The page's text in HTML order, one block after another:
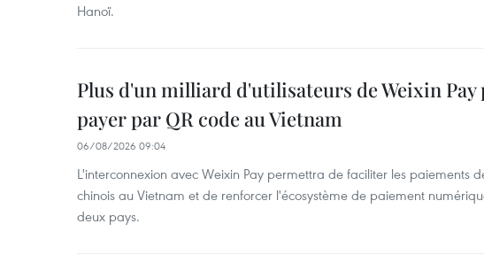
Hanoï.
Plus d'un milliard d'utilisateurs de Weixin
payer par QR code au Vietnam
06/08/2026 09:04
L'interconnexion avec Weixin Pay permettra de faciliter les paiements
chinois au Vietnam et de renforcer l'écosystème de paiement
deux pays.